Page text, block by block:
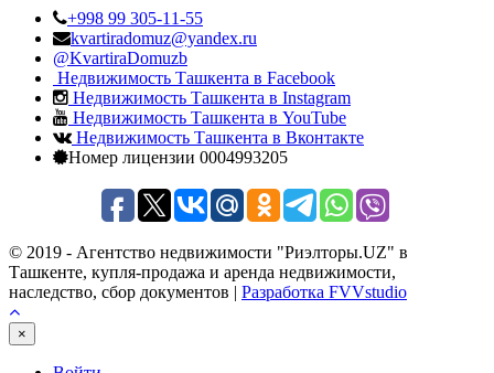
+998 99 305-11-55
kvartiradomuz@yandex.ru
@KvartiraDomuzb
Недвижимость Ташкента в Facebook
Недвижимость Ташкента в Instagram
Недвижимость Ташкента в YouTube
Недвижимость Ташкента в Вконтакте
Номер лицензии 0004993205
© 2019 - Агентство недвижимости "Риэлторы.UZ" в
Ташкенте, купля-продажа и аренда недвижимости,
наследство, сбор документов | Разработка FVVstudio
×